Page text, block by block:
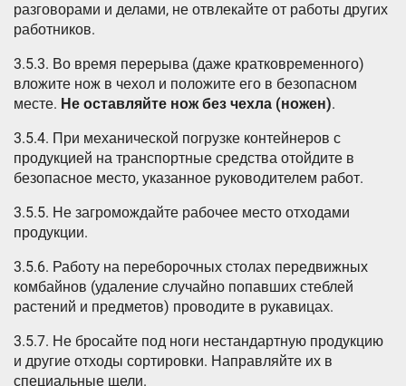
разговорами и делами, не отвлекайте от работы других
работников.
3.5.3. Во время перерыва (даже кратковременного)
вложите нож в чехол и положите его в безопасном
месте. Не оставляйте нож без чехла (ножен).
3.5.4. При механической погрузке контейнеров с
продукцией на транспортные средства отойдите в
безопасное место, указанное руководителем работ.
3.5.5. Не загромождайте рабочее место отходами
продукции.
3.5.6. Работу на переборочных столах передвижных
комбайнов (удаление случайно попавших стеблей
растений и предметов) проводите в рукавицах.
3.5.7. Не бросайте под ноги нестандартную продукцию
и другие отходы сортировки. Направляйте их в
специальные щели.